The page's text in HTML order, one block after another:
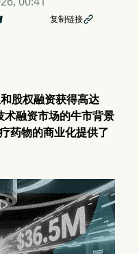
复制链接
股权融资获得高达
融资市场的牛市背景
药物的商业化提供了